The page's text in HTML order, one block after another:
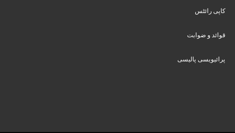
کاپی رائٹس
قوائد و ضوابت
پرائیویسی پالیسی